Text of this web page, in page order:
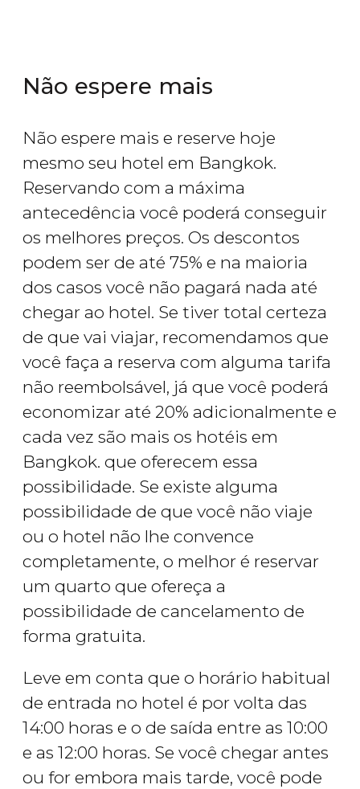
Não espere mais
Não espere mais e reserve hoje
mesmo seu hotel em Bangkok.
Reservando com a máxima
antecedência você poderá conseguir
os melhores preços. Os descontos
podem ser de até 75% e na maioria
dos casos você não pagará nada até
chegar ao hotel. Se tiver total certeza
de que vai viajar, recomendamos que
você faça a reserva com alguma tarifa
não reembolsável, já que você poderá
economizar até 20% adicionalmente e
cada vez são mais os hotéis em
Bangkok. que oferecem essa
possibilidade. Se existe alguma
possibilidade de que você não viaje
ou o hotel não lhe convence
completamente, o melhor é reservar
um quarto que ofereça a
possibilidade de cancelamento de
forma gratuita.
Leve em conta que o horário habitual
de entrada no hotel é por volta das
14:00 horas e o de saída entre as 10:00
e as 12:00 horas. Se você chegar antes
ou for embora mais tarde, você pode